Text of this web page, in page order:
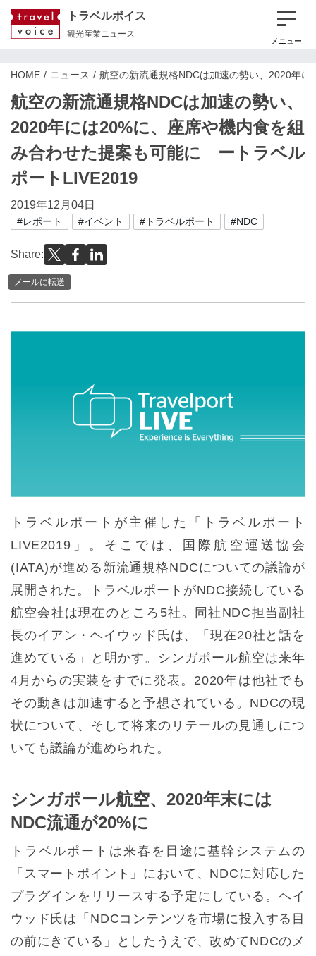
トラベルボイス
観光産業ニュース
メニュー
HOME ニュース 航空の新流通規格NDCは加速の勢い、2020年
航空の新流通規格NDCは加速の勢い、
2020年には20%に、座席や機内食を組
み合わせた提案も可能に ートラベル
ポートLIVE2019
2019年12月04日
#レポート #イベント #トラベルポート #NDC
Share:
メールに転送
トラベルポートが主催した「トラベルポート
LIVE2019」。そこでは、国際航空運送協会
(IATA)が進める新流通規格NDCについての議論が
展開された。トラベルポートがNDC接続している
航空会社は現在のところ5社。同社NDC担当副社
長のイアン・ヘイウッド氏は、「現在20社と話を
進めている」と明かす。シンガポール航空は来年
4月からの実装をすでに発表。2020年は他社でも
その動きは加速すると予想されている。NDCの現
状について、そして将来のリテールの見通しにつ
いても議論が進められた。
シンガポール航空、2020年末には
NDC流通が20%に
トラベルポートは来春を目途に基幹システムの
「スマートポイント」において、NDCに対応した
プラグインをリリースする予定にしている。ヘイ
ウッド氏は「NDCコンテンツを市場に投入する目
の前にきている」としたうえで、改めてNDCのメ